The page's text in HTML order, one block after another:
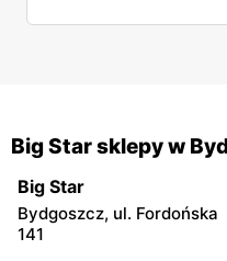
Big Star sklepy w
Big Star
Bydgoszcz, ul. Fordońska
141